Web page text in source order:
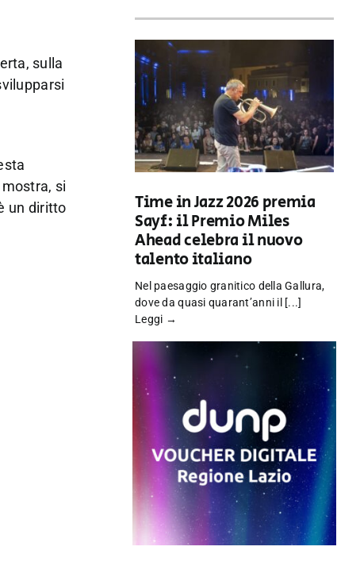
sulla
si
un diritto
Time in Jazz 2026 premia
Sayf: il Premio Miles
Ahead celebra il nuovo
talento italiano
Nel paesaggio granitico della Gallura,
dove da quasi quarant’anni il [...]
Leggi →